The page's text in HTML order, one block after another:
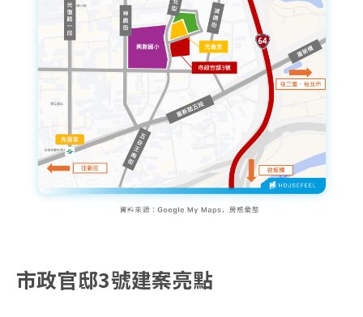
市政官邸3號建案亮點